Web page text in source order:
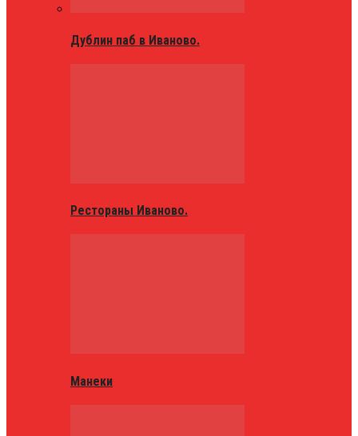
Дублин паб в Иваново.
Рестораны Иваново.
Манеки